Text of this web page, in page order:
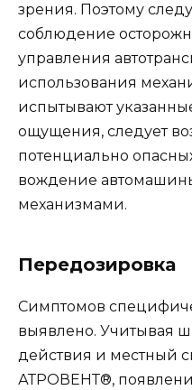
зрения. Поэтому
соблюдение
управления
использования
испытывают
ощущения, следует
потенциально
вождение
механизмами.
Передозировка
Симптомов
выявлено. Учитывая
действия и местный
АТРОВЕНТ®,